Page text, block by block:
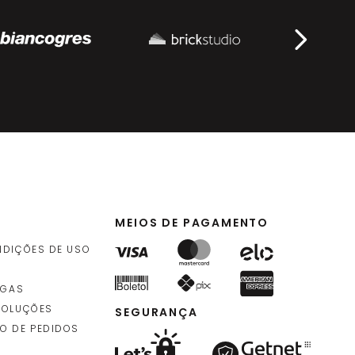
)
DE USO
DE PEDIDOS
MEIOS DE PAGAMENTO
SEGURANÇA